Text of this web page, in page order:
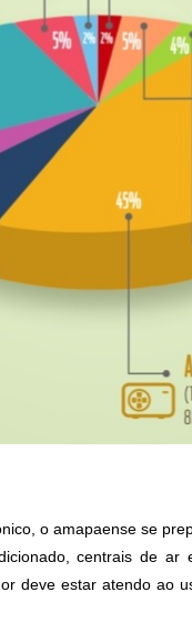
o amapaense se
centrais de ar
deve estar atendo ao